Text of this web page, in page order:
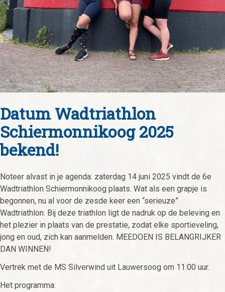
Datum Wadtriathlon
Schiermonnikoog 2025
bekend!
Noteer alvast in je agenda: zaterdag 14 juni 2025 vindt de 6e
Wadtriathlon Schiermonnikoog plaats. Wat als een grapje is
begonnen, nu al voor de zesde keer een “serieuze”
Wadtriathlon. Bij deze triathlon ligt de nadruk op de beleving en
het plezier in plaats van de prestatie, zodat elke sportieveling,
jong en oud, zich kan aanmelden. MEEDOEN IS BELANGRIJKER
DAN WINNEN!
Vertrek met de MS Silverwind uit Lauwersoog om 11:00 uur.
Het programma: